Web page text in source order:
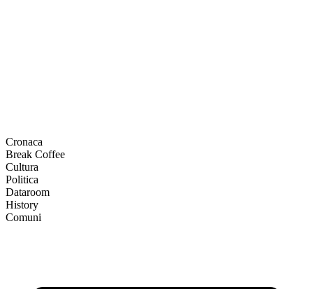
Cronaca
Break Coffee
Cultura
Politica
Dataroom
History
Comuni